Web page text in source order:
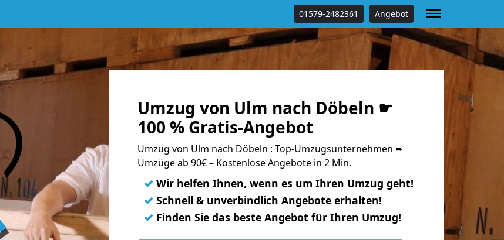
01579-2482361 Angebot
Umzug von Ulm nach Döbeln ☛
100 % Gratis-Angebot
Umzug von Ulm nach Döbeln : Top-Umzugsunternehmen ➨
Umzüge ab 90€ – Kostenlose Angebote in 2 Min.
✓ Wir helfen Ihnen, wenn es um Ihren Umzug geht!
✓ Schnell & unverbindlich Angebote erhalten!
✓ Finden Sie das beste Angebot für Ihren Umzug!